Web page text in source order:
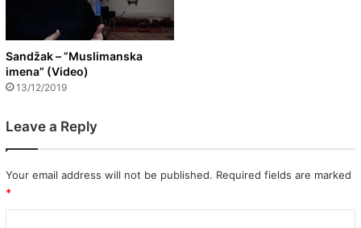
Sandžak – ”Muslimanska
imena” (Video)
13/12/2019
Leave a Reply
Your email address will not be published. Required fields are marked
*